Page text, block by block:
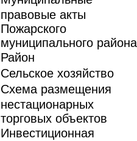
правовые акты
Пожарского
муниципального района
Район
Сельское хозяйство
Схема размещения
нестационарных
торговых объектов
Инвестиционная